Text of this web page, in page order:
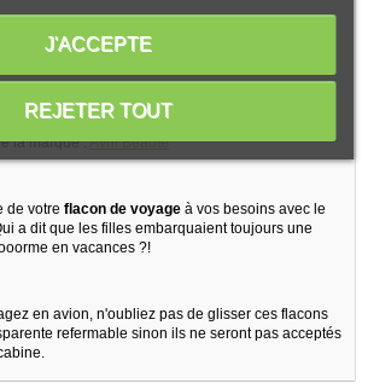
la marque :Avril Beauté
de votre flacon de voyage à vos besoins avec le
a dit que les filles embarquaient toujours une
en vacances ?!
en avion, n'oubliez pas de glisser ces flacons
refermable sinon ils ne seront pas acceptés
REJETER TOUT
J'ACCEPTE